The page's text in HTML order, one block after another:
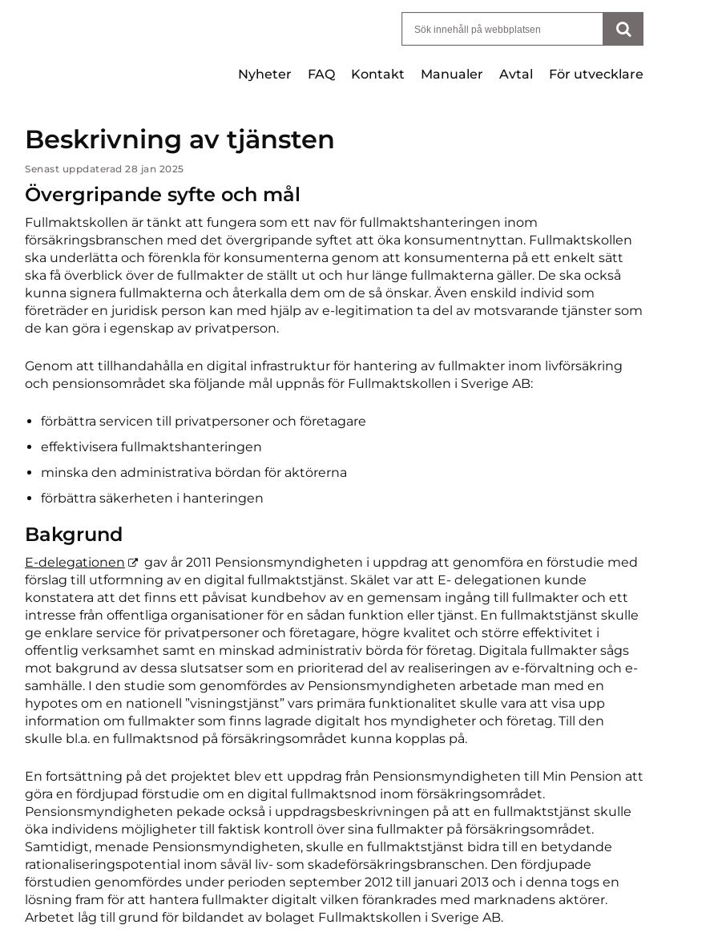
Sök efter:
Nyheter FAQ Kontakt Manualer Avtal För utvecklare
Beskrivning av tjänsten
Senast uppdaterad 28 jan 2025
Övergripande syfte och mål
Fullmaktskollen är tänkt att fungera som ett nav för fullmaktshanteringen inom
försäkringsbranschen med det övergripande syftet att öka konsumentnyttan. Fullmaktskollen
ska underlätta och förenkla för konsumenterna genom att konsumenterna på ett enkelt sätt
ska få överblick över de fullmakter de ställt ut och hur länge fullmakterna gäller. De ska också
kunna signera fullmakterna och återkalla dem om de så önskar. Även enskild individ som
företräder en juridisk person kan med hjälp av e-legitimation ta del av motsvarande tjänster som
de kan göra i egenskap av privatperson.
Genom att tillhandahålla en digital infrastruktur för hantering av fullmakter inom livförsäkring
och pensionsområdet ska följande mål uppnås för Fullmaktskollen i Sverige AB:
förbättra servicen till privatpersoner och företagare
effektivisera fullmaktshanteringen
minska den administrativa bördan för aktörerna
förbättra säkerheten i hanteringen
Bakgrund
E-delegationen
gav år 2011 Pensionsmyndigheten i uppdrag att genomföra en förstudie med
förslag till utformning av en digital fullmaktstjänst. Skälet var att E- delegationen kunde
konstatera att det finns ett påvisat kundbehov av en gemensam ingång till fullmakter och ett
intresse från offentliga organisationer för en sådan funktion eller tjänst. En fullmaktstjänst skulle
ge enklare service för privatpersoner och företagare, högre kvalitet och större effektivitet i
offentlig verksamhet samt en minskad administrativ börda för företag. Digitala fullmakter sågs
mot bakgrund av dessa slutsatser som en prioriterad del av realiseringen av e-förvaltning och e-
samhälle. I den studie som genomfördes av Pensionsmyndigheten arbetade man med en
hypotes om en nationell ”visningstjänst” vars primära funktionalitet skulle vara att visa upp
information om fullmakter som finns lagrade digitalt hos myndigheter och företag. Till den
skulle bl.a. en fullmaktsnod på försäkringsområdet kunna kopplas på.
En fortsättning på det projektet blev ett uppdrag från Pensionsmyndigheten till Min Pension att
göra en fördjupad förstudie om en digital fullmaktsnod inom försäkringsområdet.
Pensionsmyndigheten pekade också i uppdragsbeskrivningen på att en fullmaktstjänst skulle
öka individens möjligheter till faktisk kontroll över sina fullmakter på försäkringsområdet.
Samtidigt, menade Pensionsmyndigheten, skulle en fullmaktstjänst bidra till en betydande
rationaliseringspotential inom såväl liv- som skadeförsäkringsbranschen. Den fördjupade
förstudien genomfördes under perioden september 2012 till januari 2013 och i denna togs en
lösning fram för att hantera fullmakter digitalt vilken förankrades med marknadens aktörer.
Arbetet låg till grund för bildandet av bolaget Fullmaktskollen i Sverige AB.